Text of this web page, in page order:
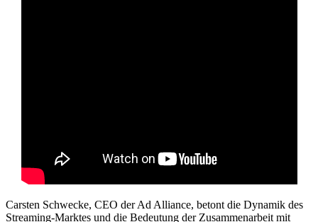
Carsten Schwecke, CEO der Ad Alliance, betont die Dynamik des
Streaming-Marktes und die Bedeutung der Zusammenarbeit mit